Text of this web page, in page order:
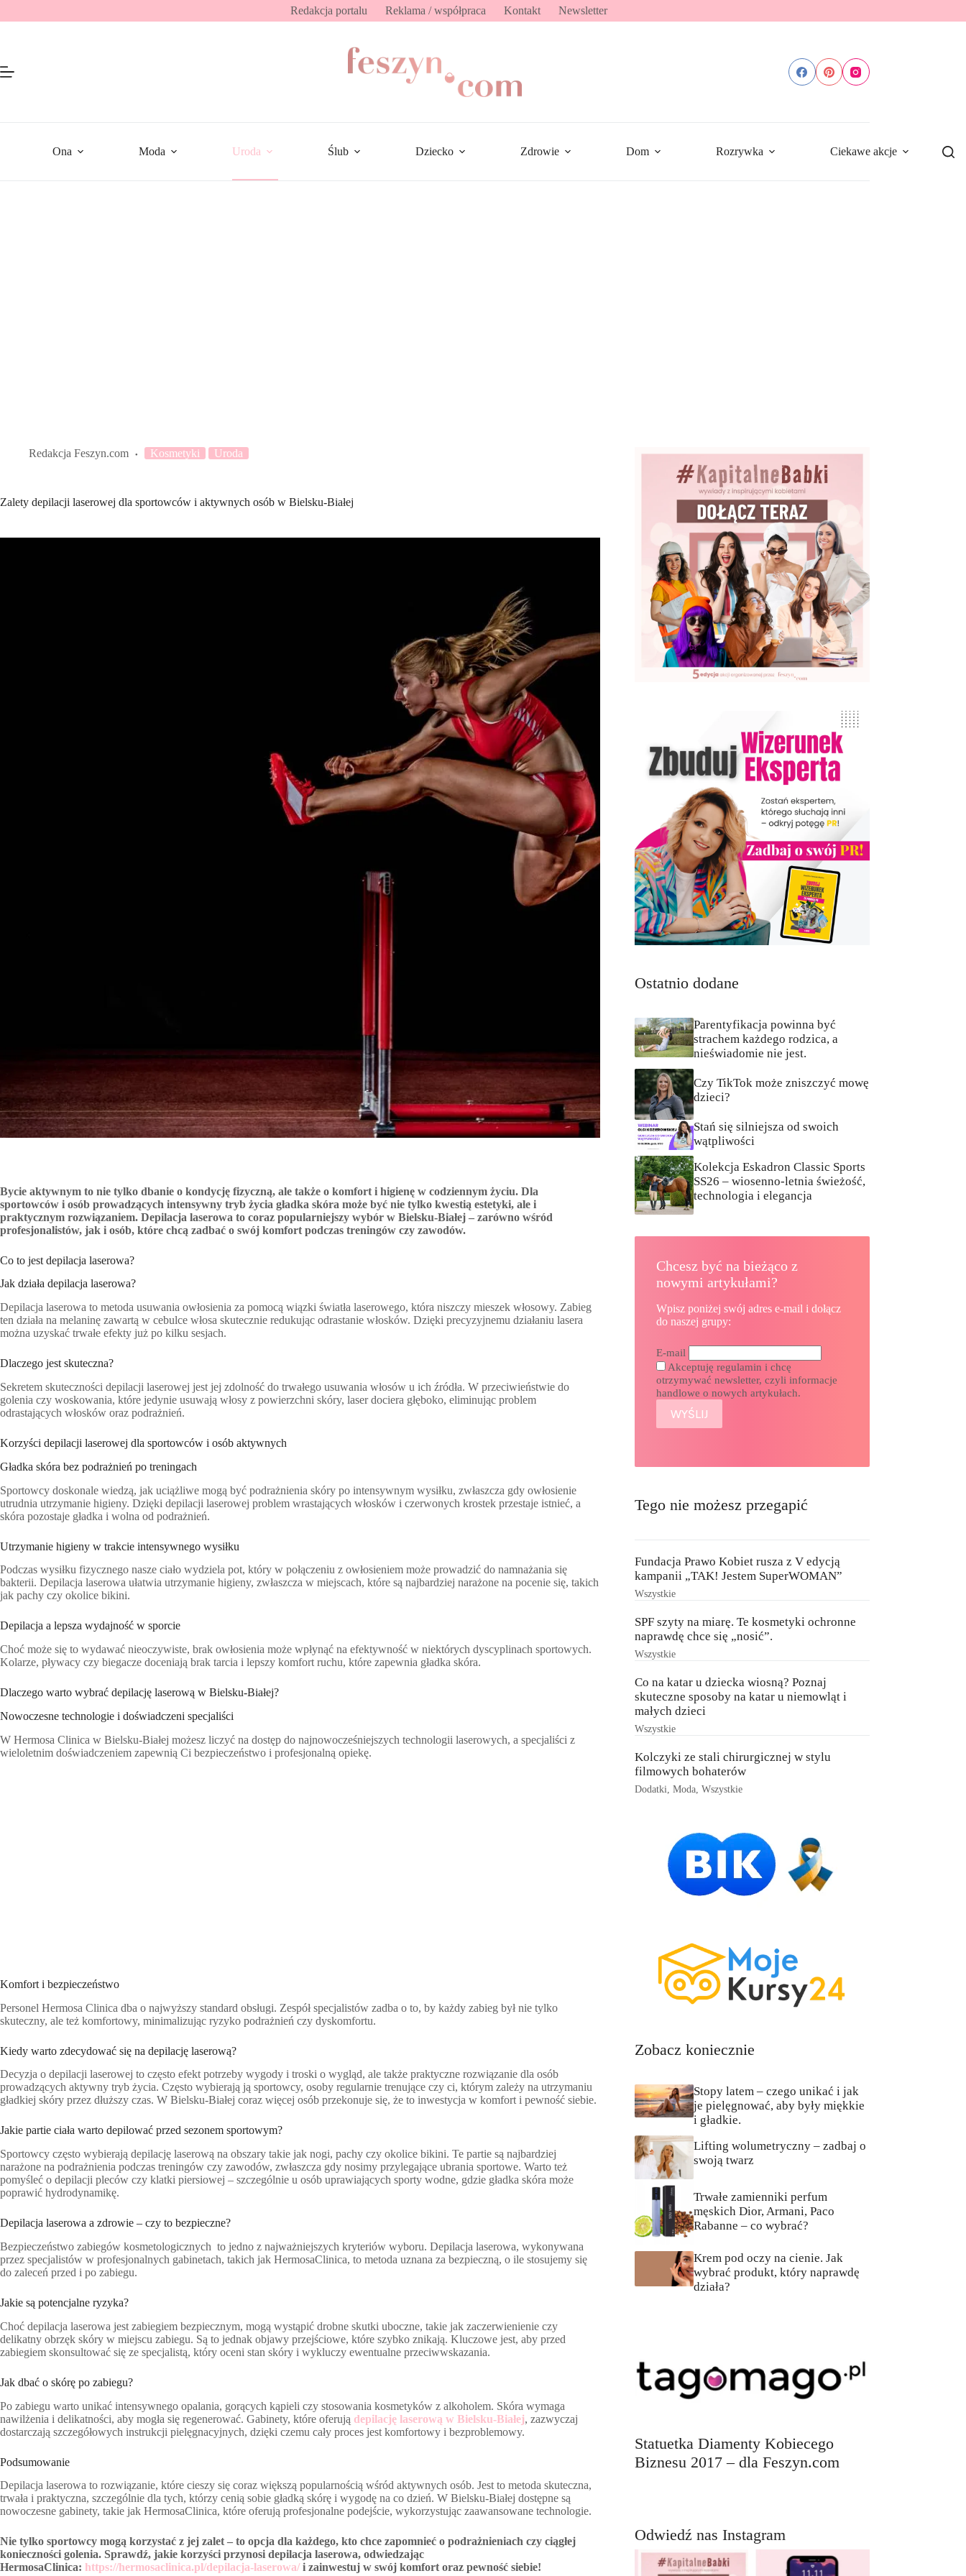
Redakcja portalu Reklama / współpraca Kontakt Newsletter
Ona Moda Uroda Ślub Dziecko Zdrowie Dom Rozrywka Ciekawe akcje
Redakcja Feszyn.com Kosmetyki Uroda
Zalety depilacji laserowej dla sportowców i aktywnych osób w Bielsku-Białej
Bycie aktywnym to nie tylko dbanie o kondycję fizyczną, ale także o komfort i higienę w codziennym życiu. Dla
sportowców i osób prowadzących intensywny tryb życia gładka skóra może być nie tylko kwestią estetyki, ale i
praktycznym rozwiązaniem. Depilacja laserowa to coraz popularniejszy wybór w Bielsku-Białej – zarówno wśród
profesjonalistów, jak i osób, które chcą zadbać o swój komfort podczas treningów czy zawodów.
Co to jest depilacja laserowa?
Jak działa depilacja laserowa?
Depilacja laserowa to metoda usuwania owłosienia za pomocą wiązki światła laserowego, która niszczy mieszek włosowy. Zabieg
ten działa na melaninę zawartą w cebulce włosa skutecznie redukując odrastanie włosków. Dzięki precyzyjnemu działaniu lasera
można uzyskać trwałe efekty już po kilku sesjach.
Dlaczego jest skuteczna?
Sekretem skuteczności depilacji laserowej jest jej zdolność do trwałego usuwania włosów u ich źródła. W przeciwieństwie do
golenia czy woskowania, które jedynie usuwają włosy z powierzchni skóry, laser dociera głęboko, eliminując problem
odrastających włosków oraz podrażnień.
Korzyści depilacji laserowej dla sportowców i osób aktywnych
Gładka skóra bez podrażnień po treningach
Sportowcy doskonale wiedzą, jak uciążliwe mogą być podrażnienia skóry po intensywnym wysiłku, zwłaszcza gdy owłosienie
utrudnia utrzymanie higieny. Dzięki depilacji laserowej problem wrastających włosków i czerwonych krostek przestaje istnieć, a
skóra pozostaje gładka i wolna od podrażnień.
Utrzymanie higieny w trakcie intensywnego wysiłku
Podczas wysiłku fizycznego nasze ciało wydziela pot, który w połączeniu z owłosieniem może prowadzić do namnażania się
bakterii. Depilacja laserowa ułatwia utrzymanie higieny, zwłaszcza w miejscach, które są najbardziej narażone na pocenie się, takich
jak pachy czy okolice bikini.
Depilacja a lepsza wydajność w sporcie
Choć może się to wydawać nieoczywiste, brak owłosienia może wpłynąć na efektywność w niektórych dyscyplinach sportowych.
Kolarze, pływacy czy biegacze doceniają brak tarcia i lepszy komfort ruchu, które zapewnia gładka skóra.
Dlaczego warto wybrać depilację laserową w Bielsku-Białej?
Nowoczesne technologie i doświadczeni specjaliści
W Hermosa Clinica w Bielsku-Białej możesz liczyć na dostęp do najnowocześniejszych technologii laserowych, a specjaliści z
wieloletnim doświadczeniem zapewnią Ci bezpieczeństwo i profesjonalną opiekę.
Komfort i bezpieczeństwo
Personel Hermosa Clinica dba o najwyższy standard obsługi. Zespół specjalistów zadba o to, by każdy zabieg był nie tylko
skuteczny, ale też komfortowy, minimalizując ryzyko podrażnień czy dyskomfortu.
Kiedy warto zdecydować się na depilację laserową?
Decyzja o depilacji laserowej to często efekt potrzeby wygody i troski o wygląd, ale także praktyczne rozwiązanie dla osób
prowadzących aktywny tryb życia. Często wybierają ją sportowcy, osoby regularnie trenujące czy ci, którym zależy na utrzymaniu
gładkiej skóry przez dłuższy czas. W Bielsku-Białej coraz więcej osób przekonuje się, że to inwestycja w komfort i pewność siebie.
Jakie partie ciała warto depilować przed sezonem sportowym?
Sportowcy często wybierają depilację laserową na obszary takie jak nogi, pachy czy okolice bikini. Te partie są najbardziej
narażone na podrażnienia podczas treningów czy zawodów, zwłaszcza gdy nosimy przylegające ubrania sportowe. Warto też
pomyśleć o depilacji pleców czy klatki piersiowej – szczególnie u osób uprawiających sporty wodne, gdzie gładka skóra może
poprawić hydrodynamikę.
Depilacja laserowa a zdrowie – czy to bezpieczne?
Bezpieczeństwo zabiegów kosmetologicznych to jedno z najważniejszych kryteriów wyboru. Depilacja laserowa, wykonywana
przez specjalistów w profesjonalnych gabinetach, takich jak HermosaClinica, to metoda uznana za bezpieczną, o ile stosujemy się
do zaleceń przed i po zabiegu.
Jakie są potencjalne ryzyka?
Choć depilacja laserowa jest zabiegiem bezpiecznym, mogą wystąpić drobne skutki uboczne, takie jak zaczerwienienie czy
delikatny obrzęk skóry w miejscu zabiegu. Są to jednak objawy przejściowe, które szybko znikają. Kluczowe jest, aby przed
zabiegiem skonsultować się ze specjalistą, który oceni stan skóry i wykluczy ewentualne przeciwwskazania.
Jak dbać o skórę po zabiegu?
Po zabiegu warto unikać intensywnego opalania, gorących kąpieli czy stosowania kosmetyków z alkoholem. Skóra wymaga
nawilżenia i delikatności, aby mogła się regenerować. Gabinety, które oferują depilację laserową w Bielsku-Białej, zazwyczaj
dostarczają szczegółowych instrukcji pielęgnacyjnych, dzięki czemu cały proces jest komfortowy i bezproblemowy.
Podsumowanie
Depilacja laserowa to rozwiązanie, które cieszy się coraz większą popularnością wśród aktywnych osób. Jest to metoda skuteczna,
trwała i praktyczna, szczególnie dla tych, którzy cenią sobie gładką skórę i wygodę na co dzień. W Bielsku-Białej dostępne są
nowoczesne gabinety, takie jak HermosaClinica, które oferują profesjonalne podejście, wykorzystując zaawansowane technologie.
Nie tylko sportowcy mogą korzystać z jej zalet – to opcja dla każdego, kto chce zapomnieć o podrażnieniach czy ciągłej
konieczności golenia. Sprawdź, jakie korzyści przynosi depilacja laserowa, odwiedzając
HermosaClinica: https://hermosaclinica.pl/depilacja-laserowa/i zainwestuj w swój komfort oraz pewność siebie!
Ostatnio dodane
Parentyfikacja powinna być
strachem każdego rodzica, a
nieświadomie nie jest.
Czy TikTok może zniszczyć mowę
dzieci?
Stań się silniejsza od swoich
wątpliwości
Kolekcja Eskadron Classic Sports
SS26 – wiosenno-letnia świeżość,
technologia i elegancja
Chcesz być na bieżąco z
nowymi artykułami?
Wpisz poniżej swój adres e-mail i dołącz
do naszej grupy:
E-mail
Akceptuję regulamin i chcę
otrzymywać newsletter, czyli informacje
handlowe o nowych artykułach.
Tego nie możesz przegapić
Fundacja Prawo Kobiet rusza z V edycją
kampanii „TAK! Jestem SuperWOMAN”
Wszystkie
SPF szyty na miarę. Te kosmetyki ochronne
naprawdę chce się „nosić”.
Wszystkie
Co na katar u dziecka wiosną? Poznaj
skuteczne sposoby na katar u niemowląt i
małych dzieci
Wszystkie
Kolczyki ze stali chirurgicznej w stylu
filmowych bohaterów
Dodatki,Moda,Wszystkie
Zobacz koniecznie
Stopy latem – czego unikać i jak
je pielęgnować, aby były miękkie
i gładkie.
Lifting wolumetryczny – zadbaj o
swoją twarz
Trwałe zamienniki perfum
męskich Dior, Armani, Paco
Rabanne – co wybrać?
Krem pod oczy na cienie. Jak
wybrać produkt, który naprawdę
działa?
Statuetka Diamenty Kobiecego
Biznesu 2017 – dla Feszyn.com
Odwiedź nas Instagram